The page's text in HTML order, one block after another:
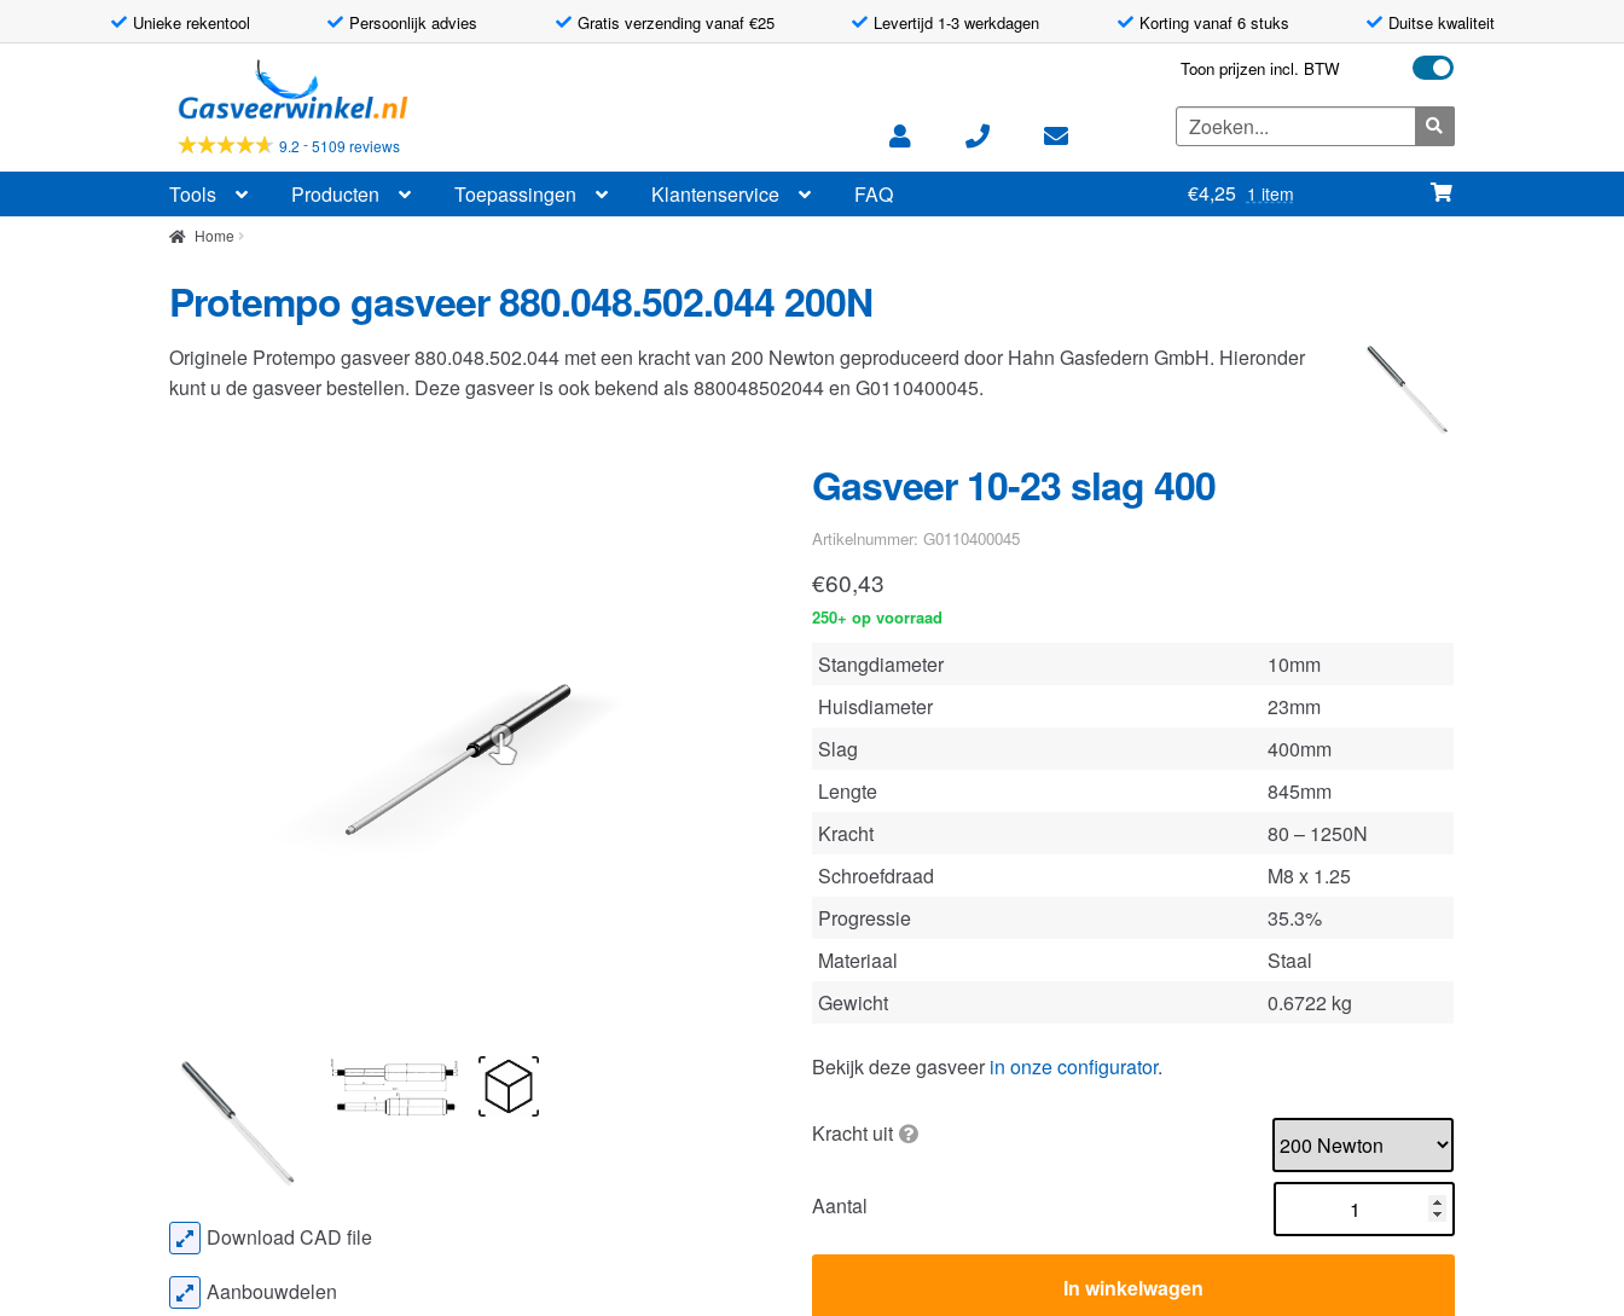
Unieke rekentool Persoonlijk advies Gratis verzending vanaf €25 Levertijd 1-3 werkdagen Korting vanaf 6 stuks Duitse kwaliteit
door
naar
navigatie
naar
de
inhoud
9.2 -5109 reviews
Toon prijzen incl. BTW
Zoeken
naar:
Tools Producten Toepassingen Klantenservice FAQ €4,25 1 item
Home
Protempo gasveer 880.048.502.044 200N
Originele Protempo gasveer 880.048.502.044 met een kracht van 200 Newton geproduceerd door Hahn Gasfedern GmbH. Hieronder
kunt u de gasveer bestellen. Deze gasveer is ook bekend als 880048502044 en G0110400045.
Gasveer 10-23 slag 400
Artikelnummer: G0110400045
€60,43
250+ op voorraad
Stangdiameter
10mm
Huisdiameter
23mm
Slag
400mm
Lengte
845mm
Kracht
80 – 1250N
Schroefdraad
M8 x 1.25
Progressie
35.3%
Materiaal
Staal
Gewicht
0.6722 kg
Bekijk deze gasveer in onze configurator.
Kracht uit
Aantal
In winkelwagen
Download CAD file
Aanbouwdelen